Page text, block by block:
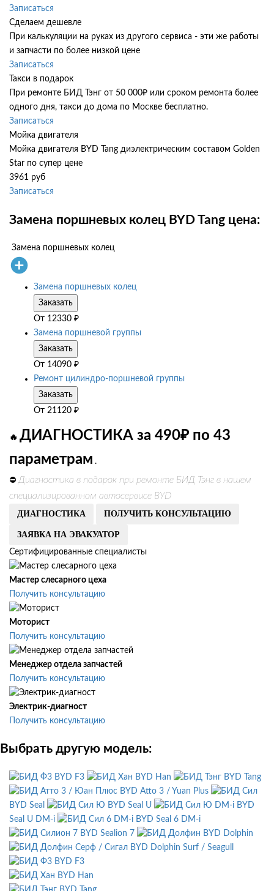
Записаться
Сделаем дешевле
При калькуляции на руках из другого сервиса - эти же работы
и запчасти по более низкой цене
Записаться
Такси в подарок
При ремонте БИД Тэнг от 50 000₽ или сроком ремонта более
одного дня, такси до дома по Москве бесплатно.
Записаться
Мойка двигателя
Мойка двигателя BYD Tang диэлектрическим составом Golden
Star по супер цене
3961 руб
Записаться
Замена поршневых колец BYD Tang цена:
Замена поршневых колец
Замена поршневых колец
Заказать
От 12330 ₽
Замена поршневой группы
Заказать
От 14090 ₽
Ремонт цилиндро-поршневой группы
Заказать
От 21120 ₽
🔥 ДИАГНОСТИКА за 490₽ по 43
параметрам .
⛔ Диагностика в подарок при ремонте БИД Тэнг в нашем
специализированном автосервисе BYD
ДИАГНОСТИКА ПОЛУЧИТЬ КОНСУЛЬТАЦИЮ
ЗАЯВКА НА ЭВАКУАТОР
Сертифицированные специалисты
Мастер слесарного цеха
Получить консультацию
Моторист
Получить консультацию
Менеджер отдела запчастей
Получить консультацию
Электрик-диагност
Получить консультацию
Выбрать другую модель:
BYD F3 BYD Han
BYD Tang
BYD Atto 3 / Yuan Plus
BYD Seal
BYD Seal U
BYD
Seal U DM-i
BYD Seal 6 DM-i
BYD Sealion 7
BYD Dolphin
BYD Dolphin Surf / Seagull
BYD F3
BYD Han